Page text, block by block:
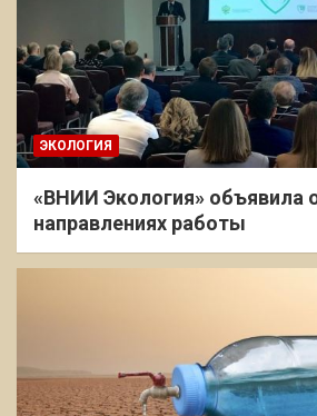
ЭКОЛОГИЯ
«ВНИИ Экология» объявила
направлениях работы